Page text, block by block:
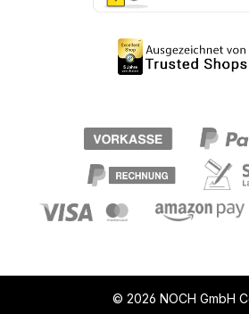
© 2026 NOCH GmbH